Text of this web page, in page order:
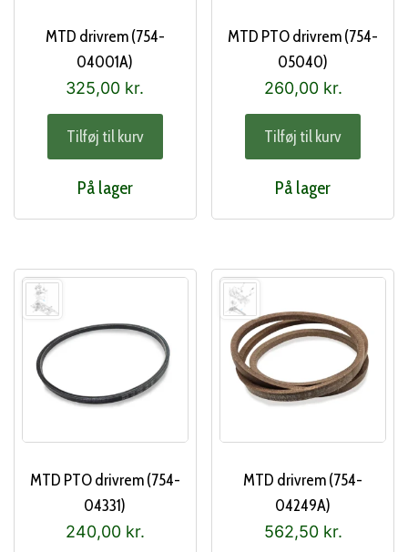
MTD drivrem (754-
04001A)
325,00 kr.
Tilføj til kurv
På lager
MTD PTO drivrem (754-
05040)
260,00 kr.
Tilføj til kurv
På lager
MTD PTO drivrem (754-
04331)
240,00 kr.
MTD drivrem (754-
04249A)
562,50 kr.